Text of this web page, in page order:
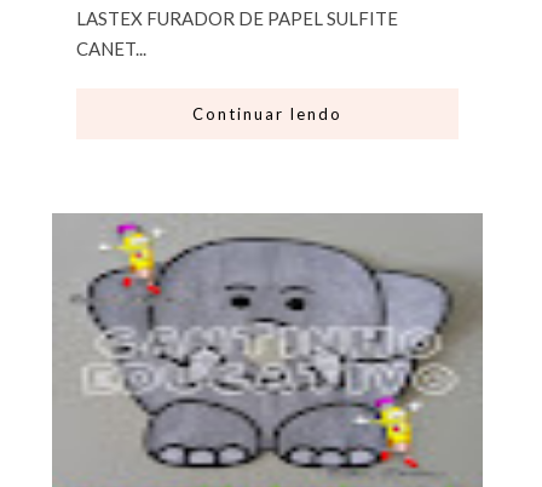
LASTEX FURADOR DE PAPEL SULFITE
CANET...
Continuar lendo